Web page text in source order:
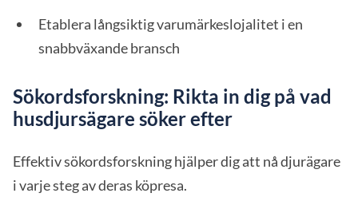
Etablera långsiktig varumärkeslojalitet i en
snabbväxande bransch
Sökordsforskning: Rikta in dig på vad
husdjursägare söker efter
Effektiv sökordsforskning hjälper dig att nå djurägare
i varje steg av deras köpresa.